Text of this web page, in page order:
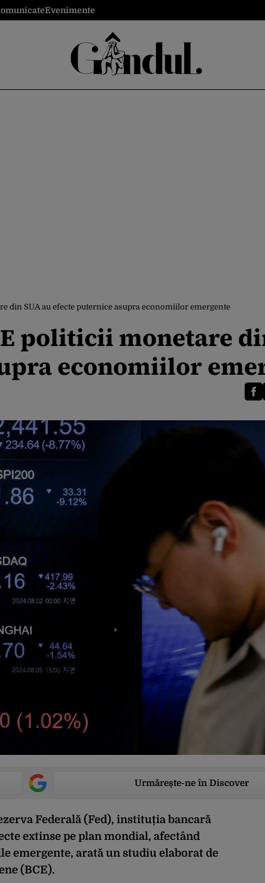
Evenimente
din SUA au efecte puternice asupra economiilor emergente
politicii monetare
economiilor
Urmărește-ne în Discover
Federală (Fed), instituția bancară
extinse pe plan mondial, afectând
emergente, arată un studiu elaborat de
(BCE).